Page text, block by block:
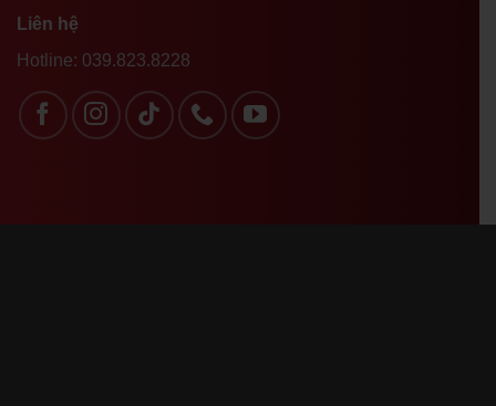
Liên hệ
Hotline: 039.823.8228